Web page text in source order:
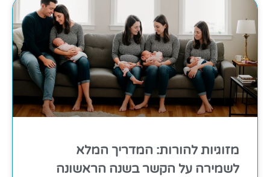
מזוגיות להורות: המדריך המלא
לשמירה על הקשר בשנה הראשונה